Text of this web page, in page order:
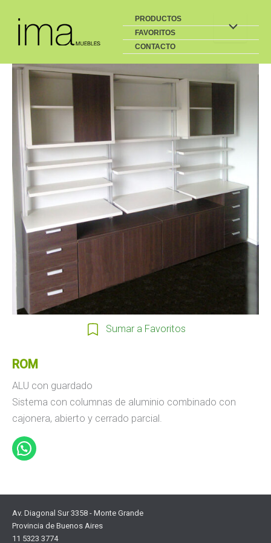
PRODUCTOS
FAVORITOS
CONTACTO
Sumar a Favoritos
ROM
ALU con guardado
Sistema con columnas de aluminio combinado con
cajonera, abierto y cerrado parcial.
Av. Diagonal Sur 3358 - Monte Grande
Provincia de Buenos Aires
11 5323 3774